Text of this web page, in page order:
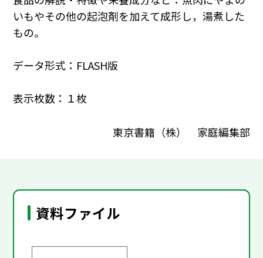
いもやその他の起泡剤を加えて成形し，湯煮した
もの。
データ形式：FLASH版
表示枚数：１枚
東京書籍（株） 家庭編集部
資料ファイル